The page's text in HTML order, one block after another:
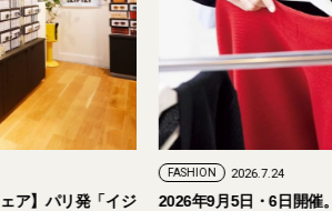
【おしゃれな大人のアイウェア】パリ発「イジ